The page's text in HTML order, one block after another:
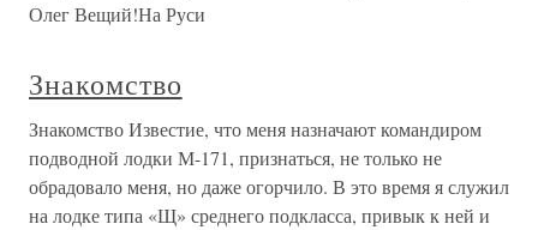
Олег Вещий!На Руси
Знакомство
Знакомство Известие, что меня назначают командиром
подводной лодки М-171, признаться, не только не
обрадовало меня, но даже огорчило. В это время я служил
на лодке типа «Щ» среднего подкласса, привык к ней и